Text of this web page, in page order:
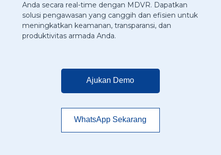
Anda secara real-time dengan MDVR. Dapatkan
solusi pengawasan yang canggih dan efisien untuk
meningkatkan keamanan, transparansi, dan
produktivitas armada Anda.
Ajukan Demo
WhatsApp Sekarang